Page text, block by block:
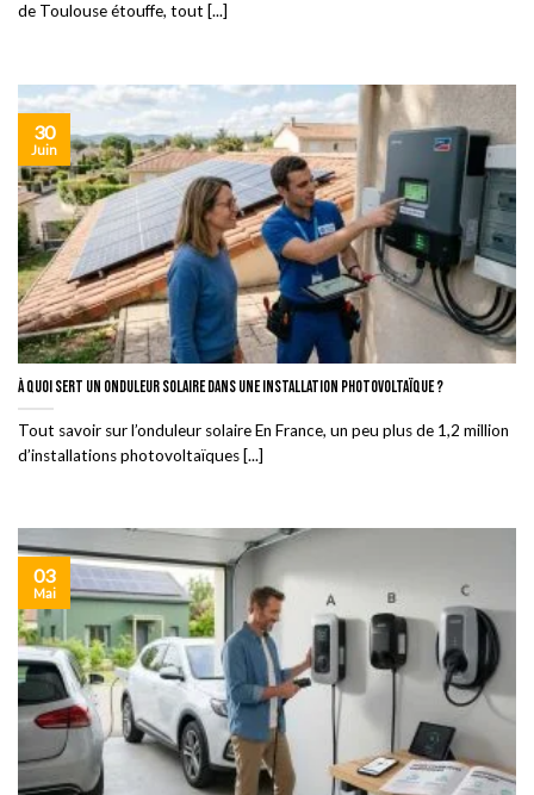
de Toulouse étouffe, tout [...]
À quoi sert un onduleur solaire dans une installation photovoltaïque ?
Tout savoir sur l’onduleur solaire En France, un peu plus de 1,2 million
d’installations photovoltaïques [...]
30
Juin
03
Mai